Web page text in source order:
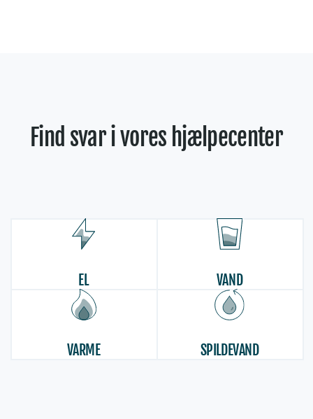
Find svar i vores hjælpecenter
EL VAND
VARME SPILDEVAND